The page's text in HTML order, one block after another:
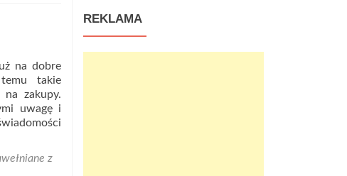
Reklamowe
na dobre
takie
zakupy.
uwagę i
z
REKLAMA